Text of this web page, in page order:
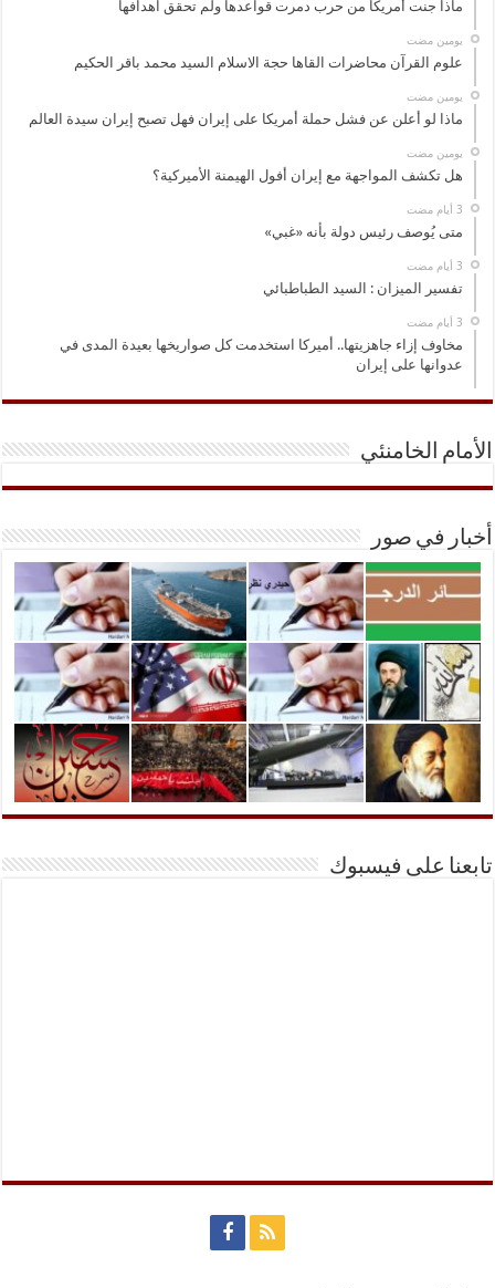
ماذا جنت أمريكا من حرب دمرت قواعدها ولم تحقق اهدافها
‏يومين مضت
علوم القرآن محاضرات القاها حجة الاسلام السيد محمد باقر الحكيم
‏يومين مضت
ماذا لو أعلن عن فشل حملة أمريكا على إيران فهل تصبح إيران سيدة العالم
‏يومين مضت
هل تكشف المواجهة مع إيران أفول الهيمنة الأميركية؟
متى يُوصف رئيس دولة بأنه «غبي»
تفسير الميزان : السيد الطباطبائي
مخاوف إزاء جاهزيتها.. أميركا استخدمت كل صواريخها بعيدة المدى في
عدوانها على إيران
الأمام الخامنئي
أخبار في صور
تابعنا على فيسبوك